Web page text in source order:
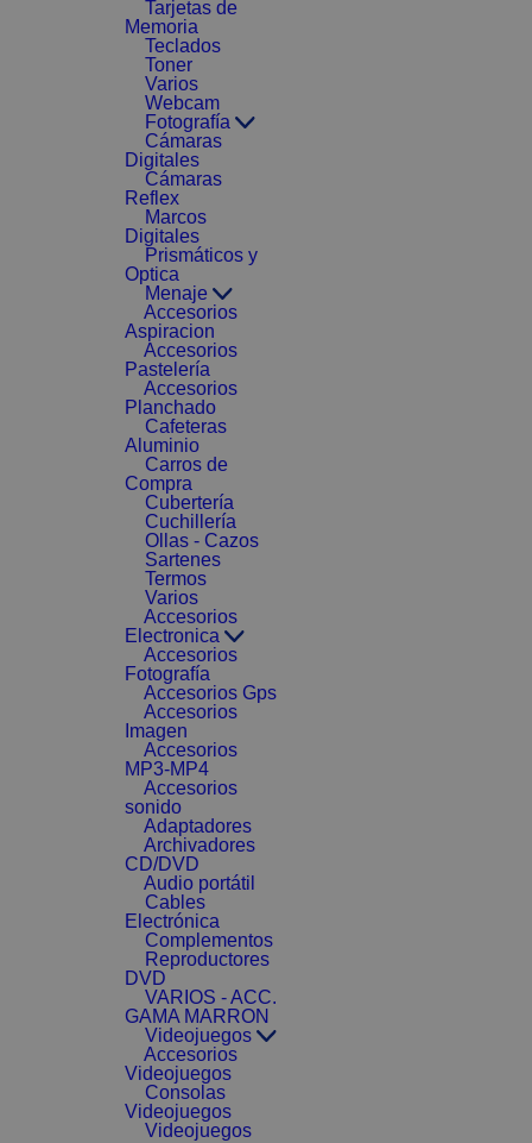
Tarjetas de
Memoria
Teclados
Toner
Varios
Webcam
Fotografía
Cámaras
Digitales
Cámaras
Reflex
Marcos
Digitales
Prismáticos y
Optica
Menaje
Accesorios
Aspiracion
Accesorios
Pastelería
Accesorios
Planchado
Cafeteras
Aluminio
Carros de
Compra
Cubertería
Cuchillería
Ollas - Cazos
Sartenes
Termos
Varios
Accesorios
Electronica
Accesorios
Fotografía
Accesorios Gps
Accesorios
Imagen
Accesorios
MP3-MP4
Accesorios
sonido
Adaptadores
Archivadores
CD/DVD
Audio portátil
Cables
Electrónica
Complementos
Reproductores
DVD
VARIOS - ACC.
GAMA MARRON
Videojuegos
Accesorios
Videojuegos
Consolas
Videojuegos
Videojuegos